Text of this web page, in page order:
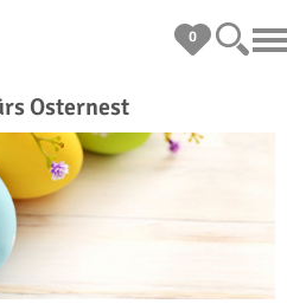
0
Osternest